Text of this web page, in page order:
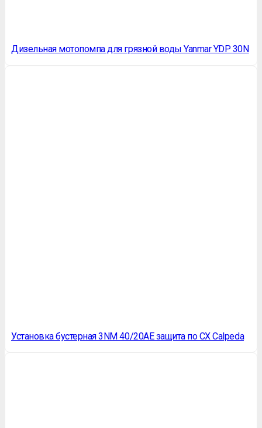
Дизельная мотопомпа для грязной воды Yanmar YDP 30N
Установка бустерная 3NM 40/20AE защита по СХ Calpeda